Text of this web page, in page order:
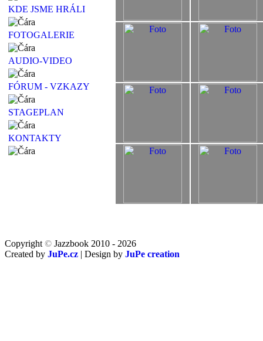
KDE JSME HRÁLI
FOTOGALERIE
AUDIO-VIDEO
FÓRUM - VZKAZY
STAGEPLAN
KONTAKTY
Copyright © Jazzbook 2010 - 2026
Created by JuPe.cz | Design by JuPe creation